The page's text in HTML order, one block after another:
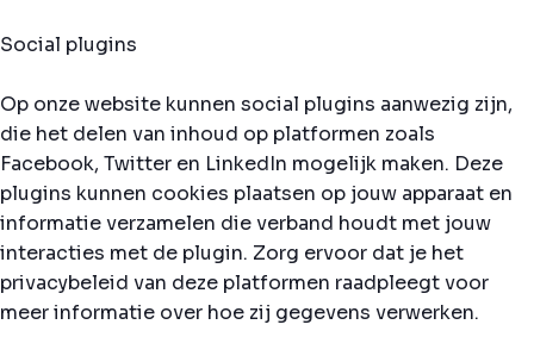
Social plugins
Op onze website kunnen social plugins aanwezig zijn,
die het delen van inhoud op platformen zoals
Facebook, Twitter en LinkedIn mogelijk maken. Deze
plugins kunnen cookies plaatsen op jouw apparaat en
informatie verzamelen die verband houdt met jouw
interacties met de plugin. Zorg ervoor dat je het
privacybeleid van deze platformen raadpleegt voor
meer informatie over hoe zij gegevens verwerken.